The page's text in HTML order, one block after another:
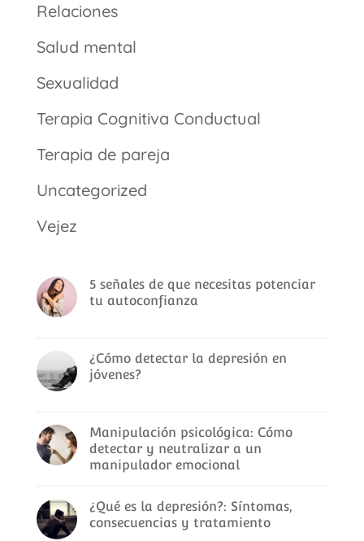
Relaciones
Salud mental
Sexualidad
Terapia Cognitiva Conductual
Terapia de pareja
Uncategorized
Vejez
5 señales de que necesitas potenciar
tu autoconfianza
¿Cómo detectar la depresión en
jóvenes?
Manipulación psicológica: Cómo
detectar y neutralizar a un
manipulador emocional
¿Qué es la depresión?: Síntomas,
consecuencias y tratamiento